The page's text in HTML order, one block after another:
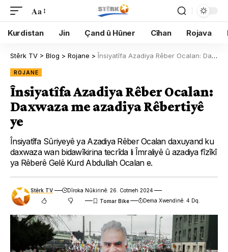
Aa
Kurdistan Jin Çand û Hûner Cîhan Rojava
Stêrk TV > Blog > Rojane >Însiyatîfa Azadiya Rêber Ocalan: Daxwaza me azadiya Rêbertiyê ye
ROJANE
Însiyatîfa Azadiya Rêber Ocalan:
Daxwaza me azadiya Rêbertiyê
ye
Însiyatîfa Sûriyeyê ya Azadiya Rêber Ocalan daxuyand ku
daxwaza wan bidawîkirina tecrîda li Îmraliyê û azadiya fîzîkî
ya Rêberê Gelê Kurd Abdullah Ocalan e.
Stêrk TV
Dîroka Nûkirinê: 26. Cotmeh 2024
Dema Xwendinê: 4 Dq.